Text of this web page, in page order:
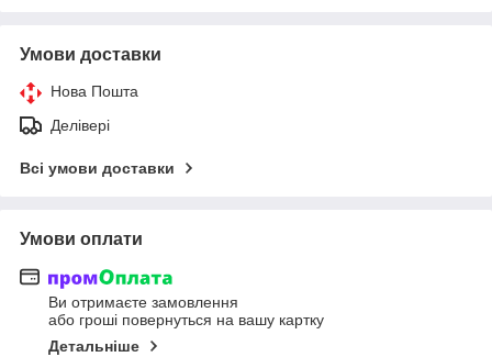
Умови доставки
Нова Пошта
Делівері
Всі умови доставки
Умови оплати
Ви отримаєте замовлення
або гроші повернуться на вашу картку
Детальніше